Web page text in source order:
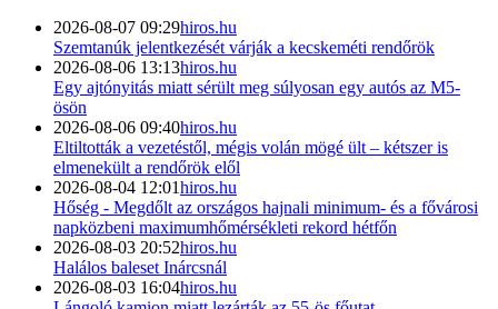
2026-08-07 09:29hiros.hu
Szemtanúk jelentkezését várják a kecskeméti rendőrök
2026-08-06 13:13hiros.hu
Egy ajtónyitás miatt sérült meg súlyosan egy autós az M5-
ösön
2026-08-06 09:40hiros.hu
Eltiltották a vezetéstől, mégis volán mögé ült – kétszer is
elmenekült a rendőrök elől
2026-08-04 12:01hiros.hu
Hőség - Megdőlt az országos hajnali minimum- és a fővárosi
napközbeni maximumhőmérsékleti rekord hétfőn
2026-08-03 20:52hiros.hu
Halálos baleset Inárcsnál
2026-08-03 16:04hiros.hu